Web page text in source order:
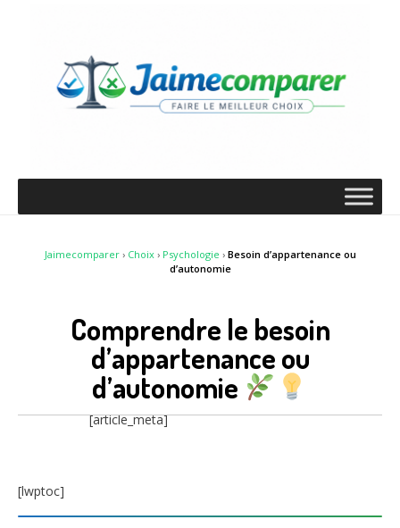
Jaimecomparer› Choix› Psychologie › Besoin d’appartenance ou
d’autonomie
Comprendre le besoin
d’appartenance ou
d’autonomie
[article_meta]
[lwptoc]